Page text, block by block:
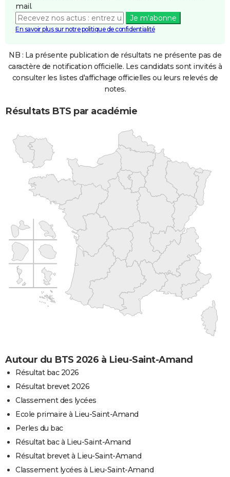
mail.
Je m'abonne
En savoir plus sur notre politique de confidentialité
NB : La présente publication de résultats ne présente pas de
caractère de notification officielle. Les candidats sont invités à
consulter les listes d'affichage officielles ou leurs relevés de
notes.
Résultats BTS par académie
Autour du BTS 2026 à Lieu-Saint-Amand
Résultat bac 2026
Résultat brevet 2026
Classement des lycées
Ecole primaire à Lieu-Saint-Amand
Perles du bac
Résultat bac à Lieu-Saint-Amand
Résultat brevet à Lieu-Saint-Amand
Classement lycées à Lieu-Saint-Amand